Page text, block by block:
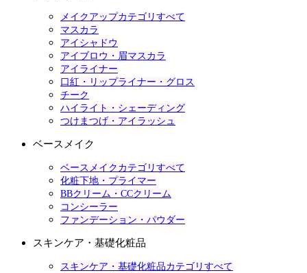
メイクアップカテゴリすべて
マスカラ
アイシャドウ
アイブロウ・眉マスカラ
アイライナー
口紅・リップライナー・グロス
チーク
ハイライト・シェーディング
つけまつげ・アイラッシュ
ベースメイク
ベースメイクカテゴリすべて
化粧下地・プライマー
BBクリーム・CCクリーム
コンシーラー
ファンデーション・パウダー
スキンケア・基礎化粧品
スキンケア・基礎化粧品カテゴリすべて